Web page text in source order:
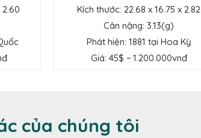
2.60
Kích thước: 22.68 x 16.75 x 2.82
Cân nặng: 3.13(g)
Phát hiện: 1881 tại Hoa Kỳ
Giá: 45$ ~ 1.200.000vnđ
của chúng tôi